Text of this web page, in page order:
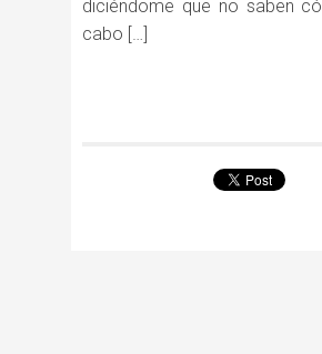
diciéndome que no saben
cabo […]